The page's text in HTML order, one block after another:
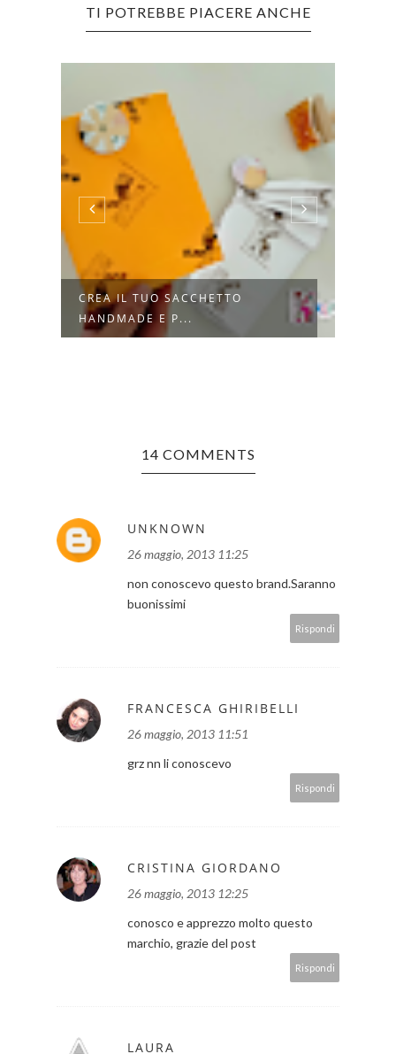
TI POTREBBE PIACERE ANCHE
CREA IL TUO SACCHETTO
HANDMADE E P...
14 COMMENTS
UNKNOWN
26 maggio, 2013 11:25
non conoscevo questo brand.Saranno
buonissimi
Rispondi
FRANCESCA GHIRIBELLI
26 maggio, 2013 11:51
grz nn li conoscevo
Rispondi
CRISTINA GIORDANO
26 maggio, 2013 12:25
conosco e apprezzo molto questo
marchio, grazie del post
Rispondi
LAURA